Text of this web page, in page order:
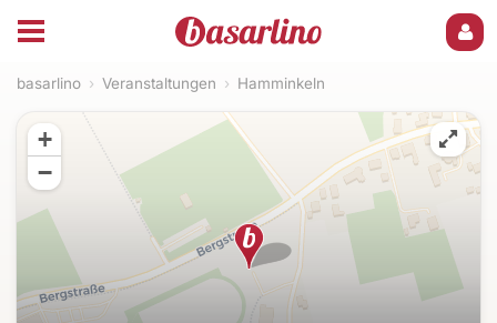
basarlino › Veranstaltungen › Hamminkeln
+
−